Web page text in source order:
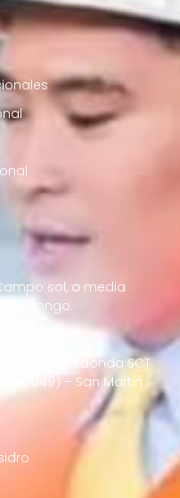
sol, a media
Mesa Redonda SCT
7049) – San Martin